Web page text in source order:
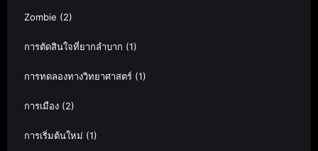
Zombie (2)
การตัดสินใจที่ยากลำบาก (1)
การทดลองทางวิทยาศาสตร์ (1)
การเมือง (2)
การเริ่มต้นใหม่ (1)